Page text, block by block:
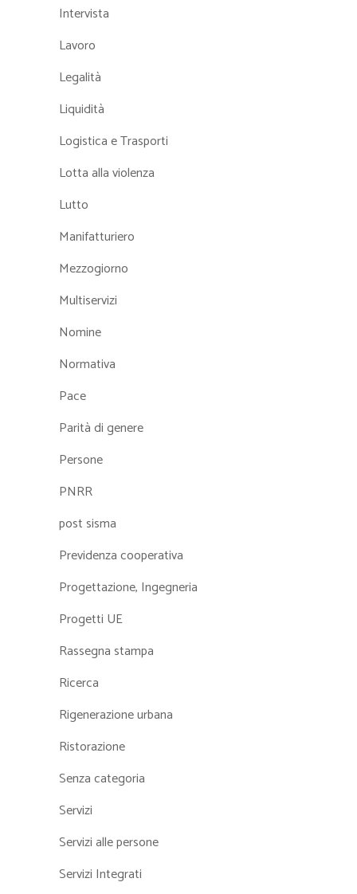
Intervista
Lavoro
Legalità
Liquidità
Logistica e Trasporti
Lotta alla violenza
Lutto
Manifatturiero
Mezzogiorno
Multiservizi
Nomine
Normativa
Pace
Parità di genere
Persone
PNRR
post sisma
Previdenza cooperativa
Progettazione, Ingegneria
Progetti UE
Rassegna stampa
Ricerca
Rigenerazione urbana
Ristorazione
Senza categoria
Servizi
Servizi alle persone
Servizi Integrati